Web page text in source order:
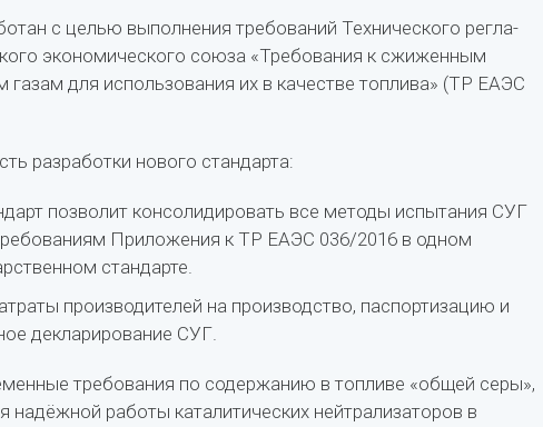
с целью выполнения требований Технического регла­
экономического союза «Требования к сжиженным
газам для использования их в качестве топлива» (ТР ЕАЭС
разработки нового стандарта:
позволит консолидировать все методы испытания СУГ
Приложения к ТР ЕАЭС 036/2016 в одном
стандарте.
производителей на производство, паспортизацию и
декларирование СУГ.
требования по содержанию в топливе «общей серы»,
надёжной работы каталитических нейтрализаторов в